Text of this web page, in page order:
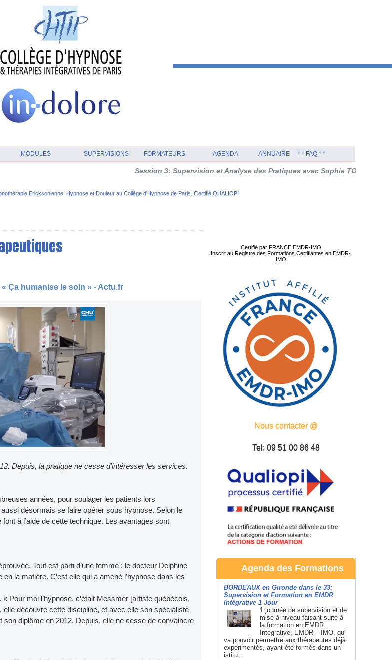
MODULES SUPERVISIONS FORMATEURS AGENDA ANNUAIRE * * FAQ * *
Session 3: Supervision et Analyse des Pratiques avec Sophie TOURNOUËR en Thérapie
Ericksonienne, Hypnose et Douleur au Collège d'Hypnose de Paris. Certifié QUALIOPI
Ça humanise le soin » - Actu.fr
Depuis, la pratique ne cesse d'intéresser les services.
années, pour soulager les patients lors
désormais se faire opérer sous hypnose. Selon le
à l’aide de cette technique. Les avantages sont
Tout est parti d’une femme : le docteur Delphine
la matière. C’est elle qui a amené l’hypnose dans les
Pour moi l’hypnose, c’était Messmer [artiste québécois,
découvre cette discipline, et avec elle son spécialiste
diplôme en 2012. Depuis, elle ne cesse de convaincre
Certifié par FRANCE EMDR-IMO
Inscrit au Registre des Formations Certifiantes en EMDR-
IMO
Nous contacter @
Tel: 09 51 00 86 48
Agenda des Formations
BORDEAUX en Gironde dans le 33:
Supervision et Formation en EMDR
Intégrative 1 Jour
1 journée de supervision et de
mise à niveau faisant suite à
la formation en EMDR
Intégrative, EMDR – IMO, qui
va pouvoir permettre aux thérapeutes déjà
expérimentés, ayant été formés dans un
istitu...